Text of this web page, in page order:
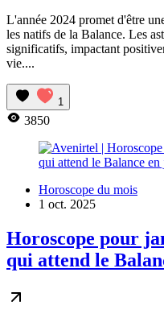
L'année 2024 promet d'être
les natifs de la Balance. Les
significatifs, impactant
vie....
1
3850
Horoscope du mois
1 oct. 2025
Horoscope pour
qui attend le